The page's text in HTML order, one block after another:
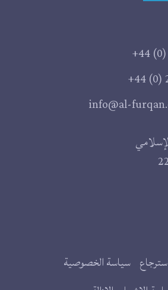
+44
+44 (0)
info@al-
سياسة الخصوصية